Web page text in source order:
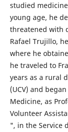
studied
young age, he
threatened with
Rafael Trujillo,
where he
he traveled to
years as a rural
(UCV) and
Medicine, as
Volunteer
", in the Service